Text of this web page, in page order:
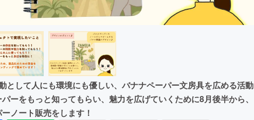
として人にも環境にも優しい、バナナペーパー文房具を広める活動
ーをもっと知ってもらい、魅力を広げていくために8月後半から、
ノート販売をします！